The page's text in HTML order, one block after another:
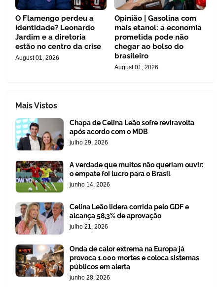
O Flamengo perdeu a
identidade? Leonardo
Jardim e a diretoria
estão no centro da crise
August 01, 2026
Opinião | Gasolina com
mais etanol: a economia
prometida pode não
chegar ao bolso do
brasileiro
August 01, 2026
Mais Vistos
Chapa de Celina Leão sofre reviravolta
após acordo com o MDB
julho 29, 2026
A verdade que muitos não queriam ouvir:
o empate foi lucro para o Brasil
junho 14, 2026
Celina Leão lidera corrida pelo GDF e
alcança 58,3% de aprovação
julho 21, 2026
Onda de calor extrema na Europa já
provoca 1.000 mortes e coloca sistemas
públicos em alerta
junho 28, 2026